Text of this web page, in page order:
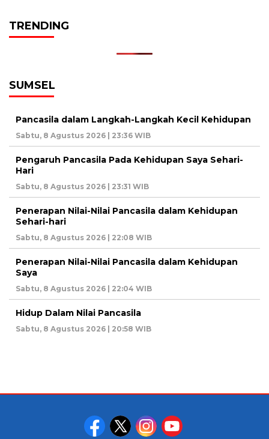
TRENDING
SUMSEL
Pancasila dalam Langkah-Langkah Kecil Kehidupan
Sabtu, 8 Agustus 2026 | 23:36 WIB
Pengaruh Pancasila Pada Kehidupan Saya Sehari-
Hari
Sabtu, 8 Agustus 2026 | 23:31 WIB
Penerapan Nilai-Nilai Pancasila dalam Kehidupan
Sehari-hari
Sabtu, 8 Agustus 2026 | 22:08 WIB
Penerapan Nilai-Nilai Pancasila dalam Kehidupan
Saya
Sabtu, 8 Agustus 2026 | 22:04 WIB
Hidup Dalam Nilai Pancasila
Sabtu, 8 Agustus 2026 | 20:58 WIB